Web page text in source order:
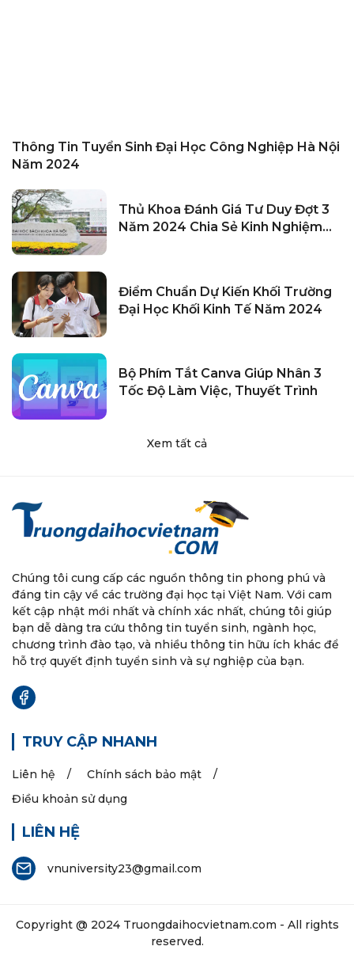
Thông Tin Tuyển Sinh Đại Học Công Nghiệp Hà Nội
Năm 2024
Thủ Khoa Đánh Giá Tư Duy Đợt 3
Năm 2024 Chia Sẻ Kinh Nghiệm
Điểm Chuẩn Dự Kiến Khối Trường
Đại Học Khối Kinh Tế Năm 2024
Bộ Phím Tắt Canva Giúp Nhân 3
Tốc Độ Làm Việc, Thuyết Trình
Xem tất cả
Chúng tôi cung cấp các nguồn thông tin phong phú và
đáng tin cậy về các trường đại học tại Việt Nam. Với cam
kết cập nhật mới nhất và chính xác nhất, chúng tôi giúp
bạn dễ dàng tra cứu thông tin tuyển sinh, ngành học,
chương trình đào tạo, và nhiều thông tin hữu ích khác để
hỗ trợ quyết định tuyển sinh và sự nghiệp của bạn.
TRUY CẬP NHANH
Liên hệ
Chính sách bảo mật
Điều khoản sử dụng
LIÊN HỆ
vnuniversity23@gmail.com
Copyright @ 2024 Truongdaihocvietnam.com - All rights
reserved.